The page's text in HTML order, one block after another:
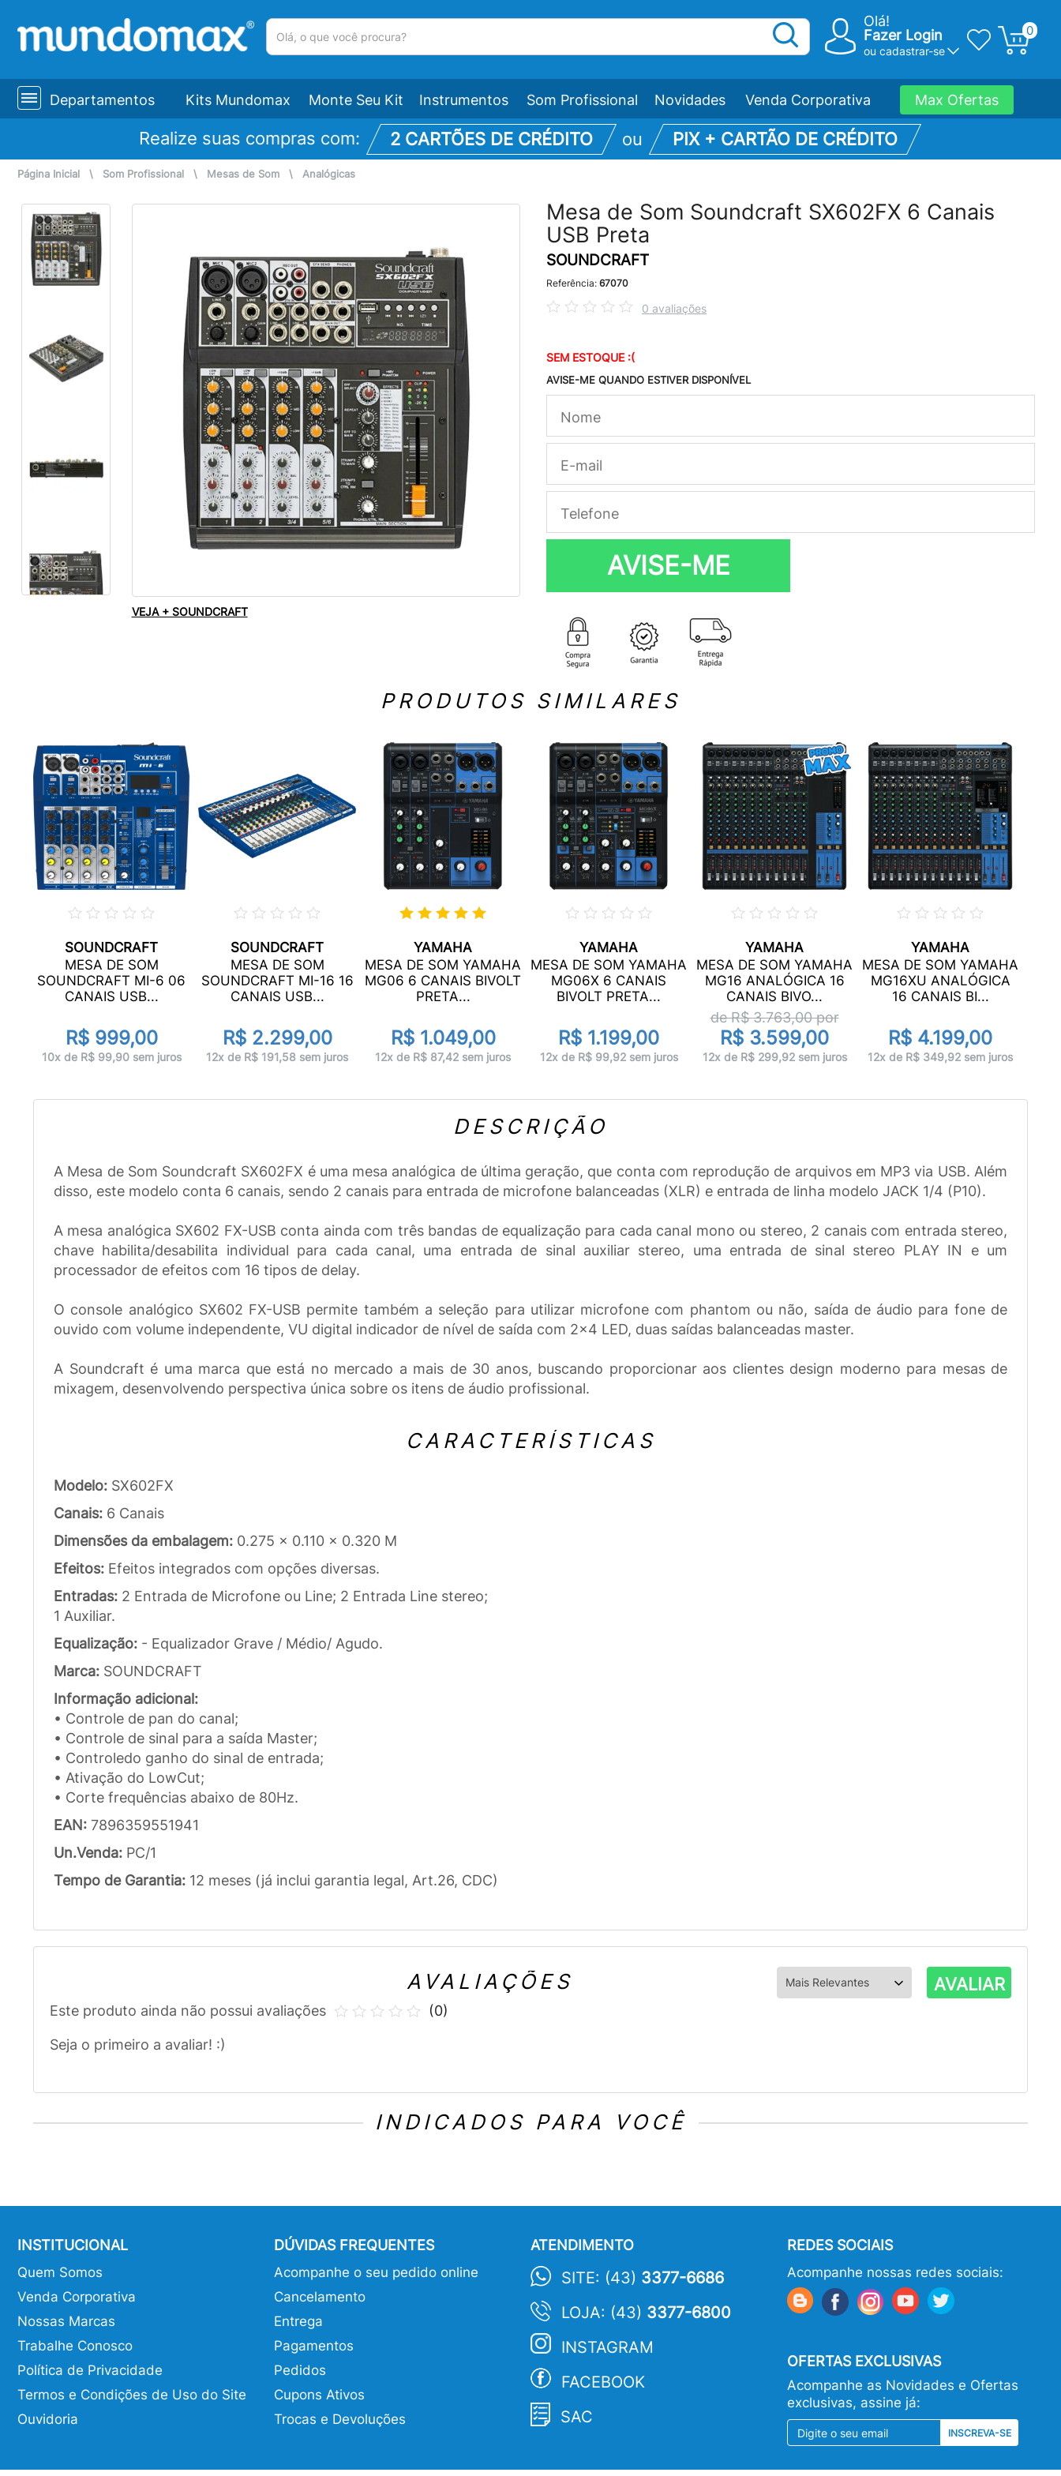
Olá!
Fazer Login
ou cadastrar-se
0
Departamentos Kits Mundomax Monte Seu Kit Instrumentos Som Profissional Novidades Venda Corporativa Max Ofertas
Realize suas compras com: 2 CARTÕES DE CRÉDITO ou PIX + CARTÃO DE CRÉDITO
Página Inicial \ Som Profissional \ Mesas de Som \ Analógicas
VEJA + SOUNDCRAFT
Mesa de Som Soundcraft SX602FX 6 Canais
USB Preta
SOUNDCRAFT
Referência: 67070
0 avaliações
SEM ESTOQUE :(
AVISE-ME QUANDO ESTIVER DISPONÍVEL
AVISE-ME
PRODUTOS SIMILARES
SOUNDCRAFT
MESA DE SOM
SOUNDCRAFT MI-6 06
CANAIS USB...
R$ 999,00
10x de R$ 99,90 sem juros
SOUNDCRAFT
MESA DE SOM
SOUNDCRAFT MI-16 16
CANAIS USB...
R$ 2.299,00
12x de R$ 191,58 sem juros
YAMAHA
MESA DE SOM YAMAHA
MG06 6 CANAIS BIVOLT
PRETA...
R$ 1.049,00
12x de R$ 87,42 sem juros
YAMAHA
MESA DE SOM YAMAHA
MG06X 6 CANAIS
BIVOLT PRETA...
R$ 1.199,00
12x de R$ 99,92 sem juros
YAMAHA
MESA DE SOM YAMAHA
MG16 ANALÓGICA 16
CANAIS BIVO...
de R$3.763,00por
R$ 3.599,00
12x de R$ 299,92 sem juros
YAMAHA
MESA DE SOM YAMAHA
MG16XU ANALÓGICA
16 CANAIS BI...
R$ 4.199,00
12x de R$ 349,92 sem juros
DESCRIÇÃO
A Mesa de Som Soundcraft SX602FX é uma mesa analógica de última geração, que conta com reprodução de arquivos em MP3 via USB. Além
disso, este modelo conta 6 canais, sendo 2 canais para entrada de microfone balanceadas (XLR) e entrada de linha modelo JACK 1/4 (P10).
A mesa analógica SX602 FX-USB conta ainda com três bandas de equalização para cada canal mono ou stereo, 2 canais com entrada stereo,
chave habilita/desabilita individual para cada canal, uma entrada de sinal auxiliar stereo, uma entrada de sinal stereo PLAY IN e um
processador de efeitos com 16 tipos de delay.
O console analógico SX602 FX-USB permite também a seleção para utilizar microfone com phantom ou não, saída de áudio para fone de
ouvido com volume independente, VU digital indicador de nível de saída com 2x4 LED, duas saídas balanceadas master.
A Soundcraft é uma marca que está no mercado a mais de 30 anos, buscando proporcionar aos clientes design moderno para mesas de
mixagem, desenvolvendo perspectiva única sobre os itens de áudio profissional.
CARACTERÍSTICAS
Modelo: SX602FX
Canais: 6 Canais
Dimensões da embalagem: 0.275 x 0.110 x 0.320 M
Efeitos: Efeitos integrados com opções diversas.
Entradas: 2 Entrada de Microfone ou Line; 2 Entrada Line stereo;
1 Auxiliar.
Equalização: - Equalizador Grave / Médio/ Agudo.
Marca: SOUNDCRAFT
Informação adicional:
• Controle de pan do canal;
• Controle de sinal para a saída Master;
• Controledo ganho do sinal de entrada;
• Ativação do LowCut;
• Corte frequências abaixo de 80Hz.
EAN: 7896359551941
Un.Venda: PC/1
Tempo de Garantia: 12 meses (já inclui garantia legal, Art.26, CDC)
AVALIAÇÕES AVALIAR
Este produto ainda não possui avaliações
Seja o primeiro a avaliar! :)
(0)
INDICADOS PARA VOCÊ
INSTITUCIONAL
Quem Somos
Venda Corporativa
Nossas Marcas
Trabalhe Conosco
Política de Privacidade
Termos e Condições de Uso do Site
Ouvidoria
DÚVIDAS FREQUENTES
Acompanhe o seu pedido online
Cancelamento
Entrega
Pagamentos
Pedidos
Cupons Ativos
Trocas e Devoluções
ATENDIMENTO
SITE: (43) 3377-6686
LOJA: (43) 3377-6800
INSTAGRAM
FACEBOOK
SAC
REDES SOCIAIS
Acompanhe nossas redes sociais:
OFERTAS EXCLUSIVAS
Acompanhe as Novidades e Ofertas
exclusivas, assine já:
INSCREVA-SE